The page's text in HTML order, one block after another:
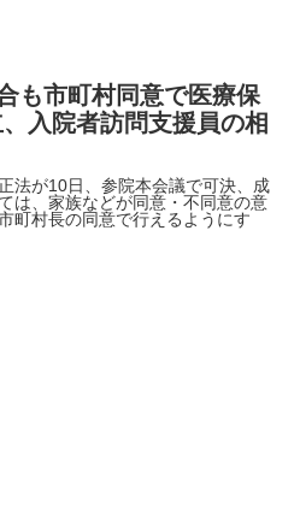
も市町村同意で医療保
入院者訪問支援員の相
法が10日、参院本会議で可決、成
は、家族などが同意・不同意の意
町村長の同意で行えるようにす